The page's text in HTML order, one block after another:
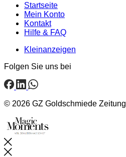
Startseite
Mein Konto
Kontakt
Hilfe & FAQ
Kleinanzeigen
Folgen Sie uns bei
© 2026 GZ Goldschmiede Zeitung
Schließen